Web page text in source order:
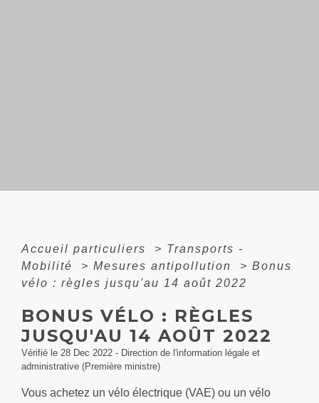
Accueil particuliers > Transports -
Mobilité
> Mesures antipollution > Bonus
vélo : règles jusqu'au 14 août 2022
BONUS VÉLO : RÈGLES
JUSQU'AU 14 AOÛT 2022
Vérifié le 28 Dec 2022 - Direction de l'information légale et
administrative (Première ministre)
Vous achetez un vélo électrique (VAE) ou un vélo